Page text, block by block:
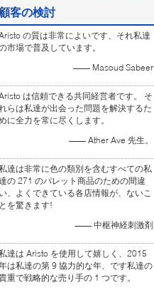
顧客の検討
の質は非常によいです、それ私達
市場で普及しています。
—— Masoud Sabeer
は信頼できる共同経営者です。 そ
らは私達が出会った問題を解決するた
に全力を常に尽くします。
—— Ather Ave 先生。
達は非常に色の類別を含むすべての私
の 271 のパレット商品のための間違
い、よくできている各店情報が、ないこ
とを驚きます!
—— 中枢神経刺激剤
達は Aristo を使用して嬉しく、2015
は私達の第 9 協力的な年、です私達の
重で戦略的な売り手の 1 つです。